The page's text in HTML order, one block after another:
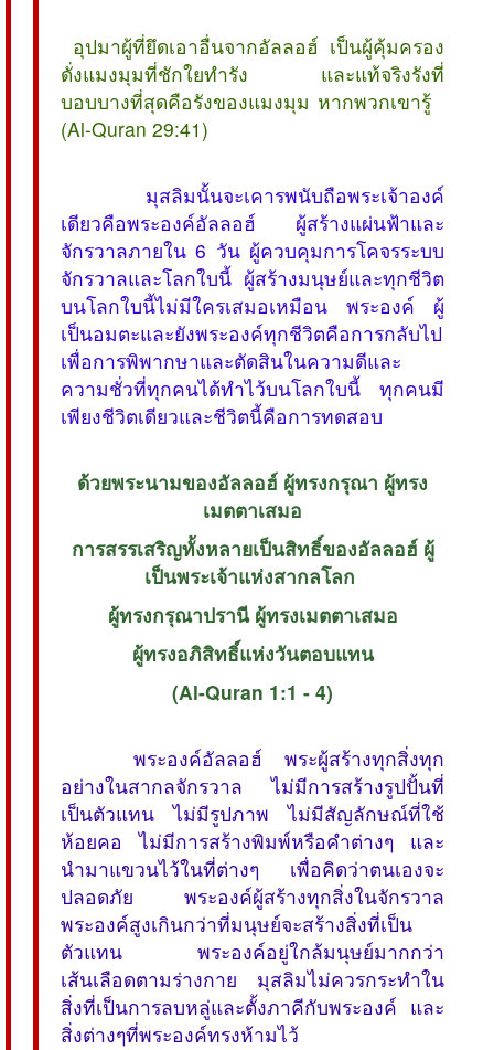
 อุปมาผู้ที่ยึดเอาอื่นจากอัลลอฮ์ เป็นผู้คุ้มครอง
ดั่งแมงมุมที่ชักใยทำรัง และแท้จริงรังที่
บอบบางที่สุดคือรังของแมงมุม หากพวกเขารู้ 
(Al-Quran 29:41)
มุสลิมนั้นจะเคารพนับถือพระเจ้าองค์
เดียวคือพระองค์อัลลอฮ์ ผู้สร้างแผ่นฟ้าและ
จักรวาลภายใน 6 วัน ผู้ควบคุมการโคจรระบบ
จักรวาลและโลกใบนี้ ผู้สร้างมนุษย์และทุกชีวิต
บนโลกใบนี้ไม่มีใครเสมอเหมือน พระองค์ ผู้
เป็นอมตะและยังพระองค์ทุกชีวิตคือการกลับไป
เพื่อการพิพากษาและตัดสินในความดีและ
ความชั่วที่ทุกคนได้ทำไว้บนโลกใบนี้ ทุกคนมี
เพียงชีวิตเดียวและชีวิตนี้คือการทดสอบ
ด้วยพระนามของอัลลอฮ์ ผู้ทรงกรุณา ผู้ทรง
เมตตาเสมอ
การสรรเสริญทั้งหลายเป็นสิทธิ์ของอัลลอฮ์ ผู้
เป็นพระเจ้าแห่งสากลโลก 
ผู้ทรงกรุณาปรานี ผู้ทรงเมตตาเสมอ
ผู้ทรงอภิสิทธิ์แห่งวันตอบแทน
(Al-Quran 1:1 - 4)
พระองค์อัลลอฮ์ พระผู้สร้างทุกสิ่งทุก
อย่างในสากลจักรวาล ไม่มีการสร้างรูปปั้นที่
เป็นตัวแทน ไม่มีรูปภาพ ไม่มีสัญลักษณ์ที่ใช้
ห้อยคอ ไม่มีการสร้างพิมพ์หรือคำต่างๆ และ
นำมาแขวนไว้ในที่ต่างๆ เพื่อคิดว่าตนเองจะ
ปลอดภัย พระองค์ผู้สร้างทุกสิ่งในจักรวาล
พระองค์สูงเกินกว่าที่มนุษย์จะสร้างสิ่งที่เป็น
ตัวแทน พระองค์อยู่ใกล้มนุษย์มากกว่า
เส้นเลือดตามร่างกาย มุสลิมไม่ควรกระทำใน
สิ่งที่เป็นการลบหลู่และตั้งภาคีกับพระองค์ และ
สิ่งต่างๆที่พระองค์ทรงห้ามไว้